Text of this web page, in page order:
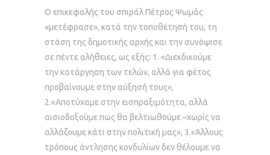
Ο επικεφαλής του σπιράλ Πέτρος Ψωμάς
«μετέφρασε», κατά την τοποθέτησή του, τη
στάση της δημοτικής αρχής και την συνόψισε
σε πέντε αλήθειες, ως εξής: 1. «Διεκδικούμε
την κατάργηση των τελών, αλλά για φέτος
προβαίνουμε στην αύξησή τους»,
2.«Αποτύχαμε στην εισπραξιμότητα, αλλά
αισιοδοξούμε πως θα βελτιωθούμε –χωρίς να
αλλάζουμε κάτι στην πολιτική μας», 3.«Άλλους
τρόπους άντλησης κονδυλίων δεν θέλουμε να